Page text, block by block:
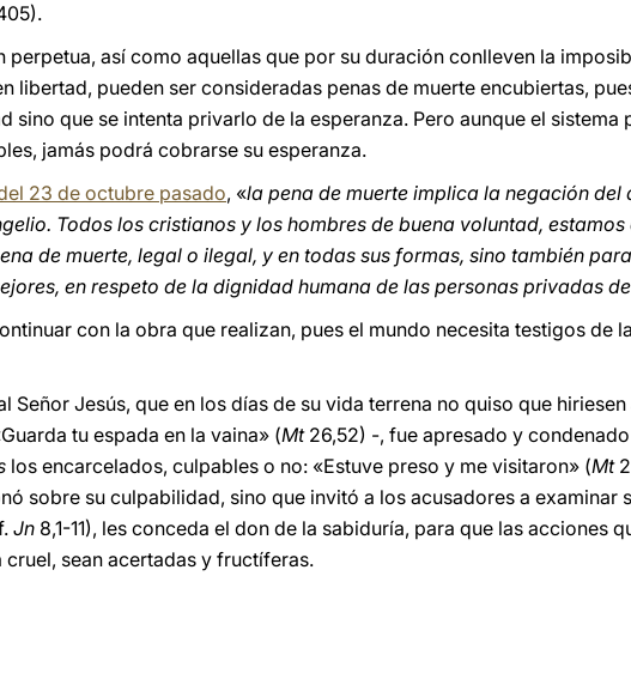
perpetua, así como aquellas que por su duración conlleven la
libertad, pueden ser consideradas penas de muerte encubiertas,
sino que se intenta privarlo de la esperanza. Pero aunque el sistema
jamás podrá cobrarse su esperanza.
23 de octubre pasado, «la pena de muerte implica la negación del
Todos los cristianos y los hombres de buena voluntad,
de muerte, legal o ilegal, y en todas sus formas, sino también
en respeto de la dignidad humana de las personas privadas
con la obra que realizan, pues el mundo necesita testigos de
Señor Jesús, que en los días de su vida terrena no quiso que hiriesen
tu espada en la vaina» (Mt 26,52) -, fue apresado y
los encarcelados, culpables o no: «Estuve preso y me visitaron» (Mt
sobre su culpabilidad, sino que invitó a los acusadores a examinar
Jn 8,1-11), les conceda el don de la sabiduría, para que las acciones
sean acertadas y fructíferas.